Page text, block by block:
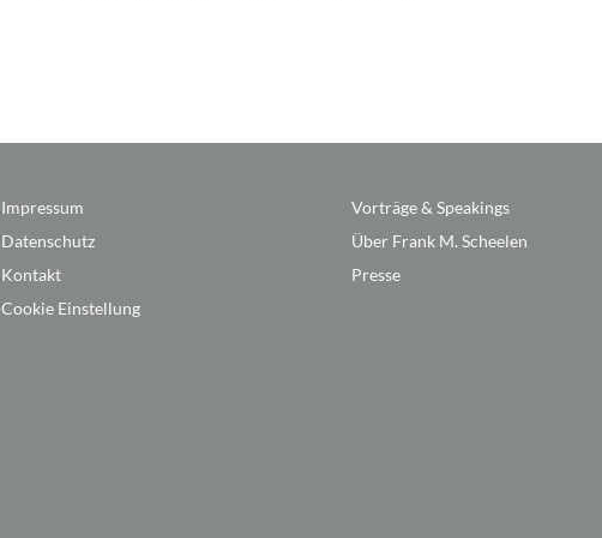
Impressum
Datenschutz
Kontakt
Cookie Einstellung
Vorträge & Speakings
Über Frank M. Scheelen
Presse